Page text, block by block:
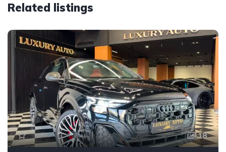
Related listings
18